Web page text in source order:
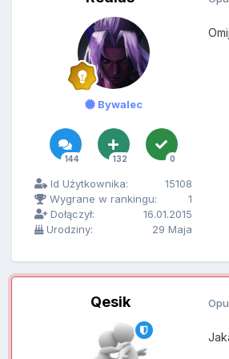
Bywalec
144 132 0
Id Użytkownika:
15108
Wygrane w rankingu:
1
Dołączył:
16.01.2015
Urodziny:
29 Maja
Qesik